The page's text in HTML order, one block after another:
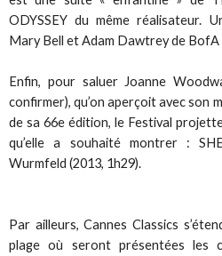
ODYSSEY du même réalisateur.
Mary Bell et Adam Dawtrey de
Enfin, pour saluer Joanne
confirmer), qu’on aperçoit avec son
de sa 66e édition, le Festival
qu’elle a souhaité montrer :
Wurmfeld (2013, 1h29).
Par ailleurs, Cannes Classics
plage où seront présentées les